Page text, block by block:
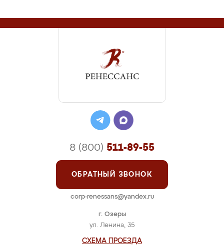
г. Озеры
ул. Ленина, 35
СХЕМА ПРОЕЗДА
8 (800) 511-89-55
ОБРАТНЫЙ ЗВОНОК
corp-renessans@yandex.ru